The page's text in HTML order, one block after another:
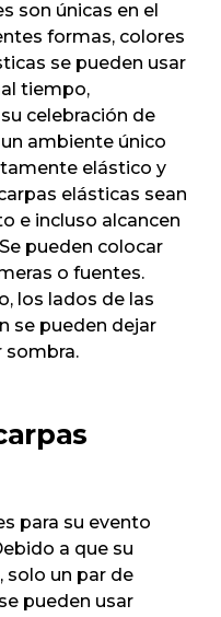
son únicas en el
formas, colores
se pueden usar
tiempo,
celebración de
ambiente único
elástico y
elásticas sean
e incluso alcancen
pueden colocar
o fuentes.
los lados de las
se pueden dejar
sombra.
para su evento
a que su
solo un par de
pueden usar